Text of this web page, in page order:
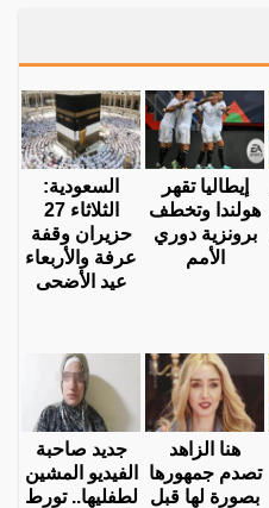
إيطاليا تقهر
هولندا وتخطف
برونزية دوري
الأمم
السعودية:
الثلاثاء 27
حزيران وقفة
عرفة والأربعاء
عيد الأضحى
هنا الزاهد
تصدم جمهورها
بصورة لها قبل
جديد صاحبة
الفيديو المشين
لطفليها.. تورط